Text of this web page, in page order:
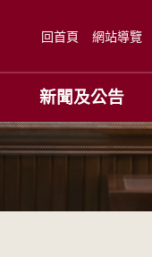
回首頁 網站導覽
新聞及公告